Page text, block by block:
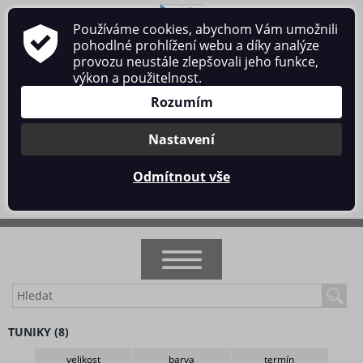
O nás Obchodní podmínky
Ochrana osobních údajů
Kontakt
Přihlásit se/Registrace
NOVINKY
TUNIKY (8)
velikost barva termín
Používáme cookies, abychom Vám umožnili
pohodlné prohlížení webu a díky analýze
provozu neustále zlepšovali jeho funkce,
výkon a použitelnost.
Rozumím
Nastavení
Odmítnout vše